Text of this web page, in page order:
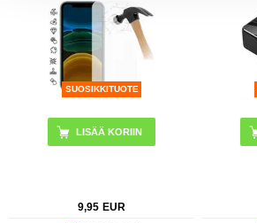
SUOSIKKITUOTE
9,95 EUR